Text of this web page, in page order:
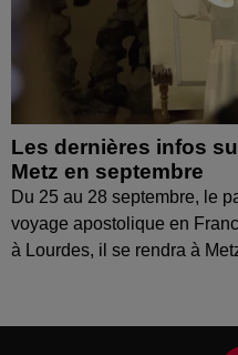
Les dernières infos
Metz en septembre
Du 25 au 28 septembre, le
voyage apostolique en
à Lourdes, il se rendra à